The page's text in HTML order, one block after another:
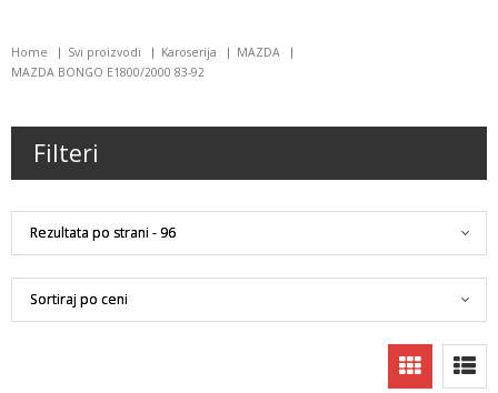
Home Svi proizvodi Karoserija
MAZDA
MAZDA BONGO E1800/2000 83-92
Filteri